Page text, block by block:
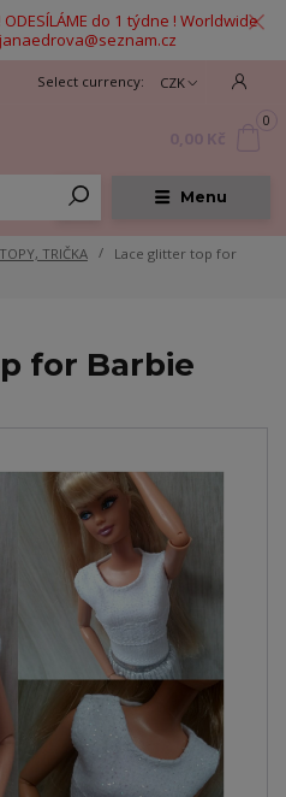
do 1 týdne ! Worldwide
Menu
CZK
0
TOPY, TRIČKA
Lace glitter top for
for Barbie